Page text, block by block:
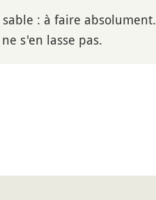
: à faire absolument.
s'en lasse pas.